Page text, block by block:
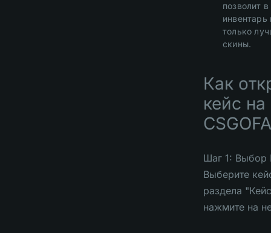
позволит
инвентарь
только
скины.
Как
кейс на
Шаг 1: Выбор
Выберите
раздела
нажмите на